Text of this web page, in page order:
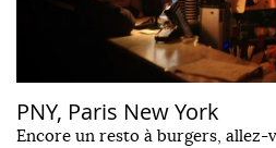
PNY, Paris New York
Encore un resto à burgers, allez-